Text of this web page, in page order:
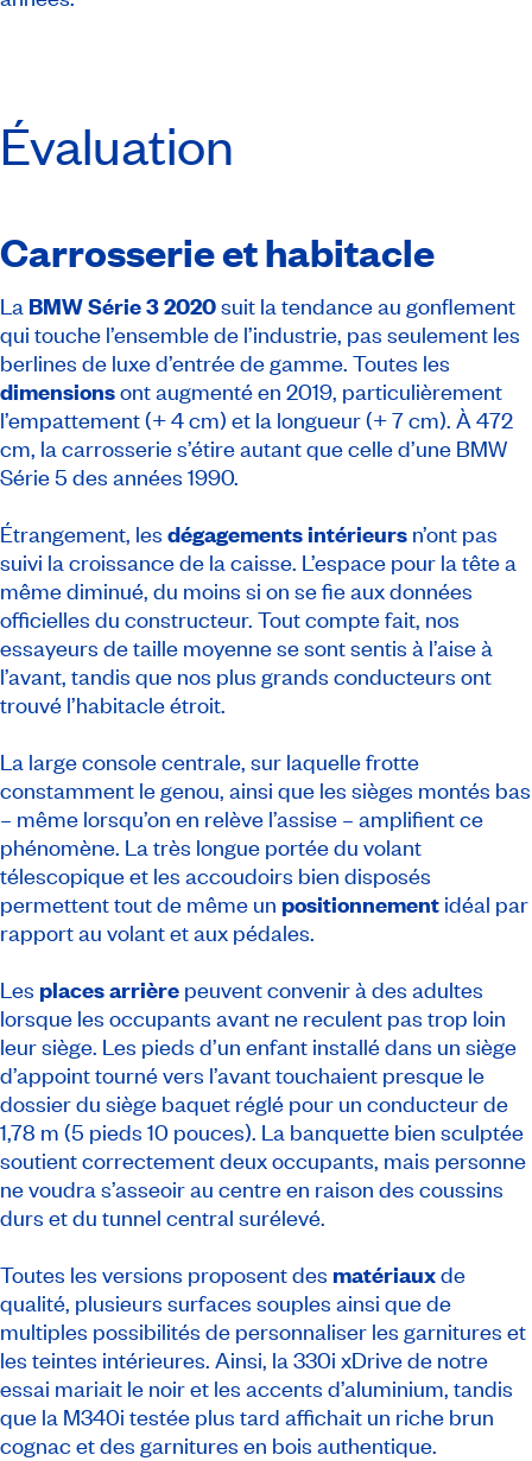
Évaluation
Carrosserie et habitacle
La BMW Série 3 2020suit la tendance au gonflement
qui touche l’ensemble de l’industrie, pas seulement les
berlines de luxe d’entrée de gamme. Toutes les
dimensionsont augmenté en 2019, particulièrement
l’empattement (+ 4 cm) et la longueur (+ 7 cm). À 472
cm, la carrosserie s’étire autant que celle d’une BMW
Série 5 des années 1990.
Étrangement, les dégagements intérieurs n’ont pas
suivi la croissance de la caisse. L’espace pour la tête a
même diminué, du moins si on se fie aux données
officielles du constructeur. Tout compte fait, nos
essayeurs de taille moyenne se sont sentis à l’aise à
l’avant, tandis que nos plus grands conducteurs ont
trouvé l’habitacle étroit.
La large console centrale, sur laquelle frotte
constamment le genou, ainsi que les sièges montés bas
– même lorsqu’on en relève l’assise – amplifient ce
phénomène. La très longue portée du volant
télescopique et les accoudoirs bien disposés
permettent tout de même un positionnement idéal par
rapport au volant et aux pédales.
Les places arrière peuvent convenir à des adultes
lorsque les occupants avant ne reculent pas trop loin
leur siège. Les pieds d’un enfant installé dans un siège
d’appoint tourné vers l’avant touchaient presque le
dossier du siège baquet réglé pour un conducteur de
1,78 m (5 pieds 10 pouces). La banquette bien sculptée
soutient correctement deux occupants, mais personne
ne voudra s’asseoir au centre en raison des coussins
durs et du tunnel central surélevé.
Toutes les versions proposent des matériauxde
qualité, plusieurs surfaces souples ainsi que de
multiples possibilités de personnaliser les garnitures et
les teintes intérieures. Ainsi, la 330i xDrive de notre
essai mariait le noir et les accents d’aluminium, tandis
que la M340i testée plus tard affichait un riche brun
cognac et des garnitures en bois authentique.